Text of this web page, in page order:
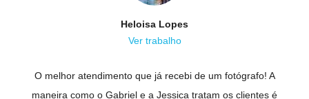
O melhor atendimento que já recebi de um fotógrafo! A
maneira como o Gabriel e a Jessica tratam os clientes é
Heloisa Lopes
Ver trabalho